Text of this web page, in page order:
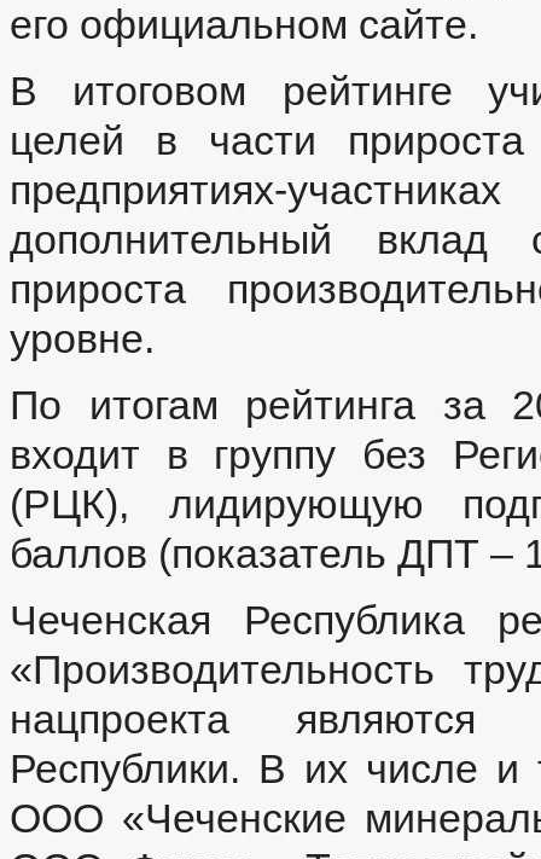
его официальном сайте.
В итоговом рейтинге
целей в части прироста
предприятиях-
дополнительный
прироста
уровне.
По итогам рейтинга за
входит в группу без
(РЦК), лидирующую
баллов (показатель ДПТ –
Чеченская Республика
«Производительность
нацпроекта
Республики. В их числе
ООО «Чеченские